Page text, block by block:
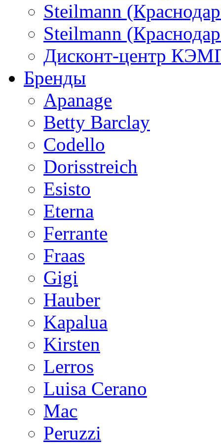
Steilmann
Steilmann
Дисконт-центр
Бренды
Apanage
Betty Barclay
Codello
Dorisstreich
Esisto
Eterna
Ferrante
Fraas
Gigi
Hauber
Kapalua
Kirsten
Lerros
Luisa Cerano
Mac
Peruzzi